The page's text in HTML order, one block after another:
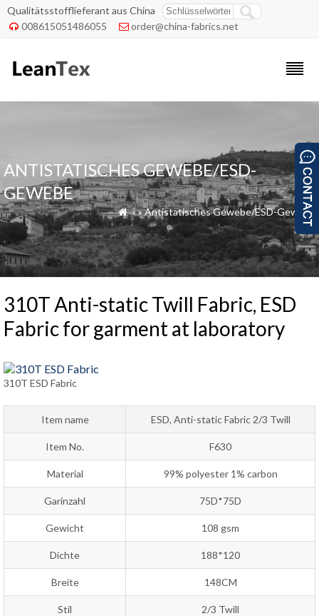
Qualitätsstofflieferant aus China
 008615051486055  order@china-fabrics.net
ANTISTATISCHES GEWEBE/ESD-
GEWEBE
 »»Antistatisches Gewebe/ESD-Gewebe
310T Anti-static Twill Fabric, ESD
Fabric for garment at laboratory
310T ESD Fabric
Item name ESD, Anti-static Fabric 2/3 Twill
Item No. F630
Material 99% polyester 1% carbon
Garinzahl 75D*75D
Gewicht 108 gsm
Dichte 188*120
Breite 148CM
Stil 2/3 Twill